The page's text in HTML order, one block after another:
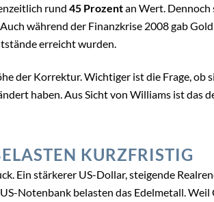
rund 45 Prozentan Wert. Dennoch
während der Finanzkrise 2008 gab
erreicht wurden.
der Korrektur. Wichtiger ist die Frage, ob
haben. Aus Sicht von Williams ist das
KURZFRISTIG
Ein stärkerer US-Dollar, steigende
Notenbank belasten das Edelmetall. Weil